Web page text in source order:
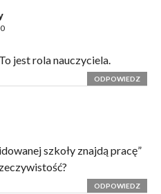
jest rola nauczyciela.
ODPOWIEDZ
szkoły znajdą pracę”
ODPOWIEDZ